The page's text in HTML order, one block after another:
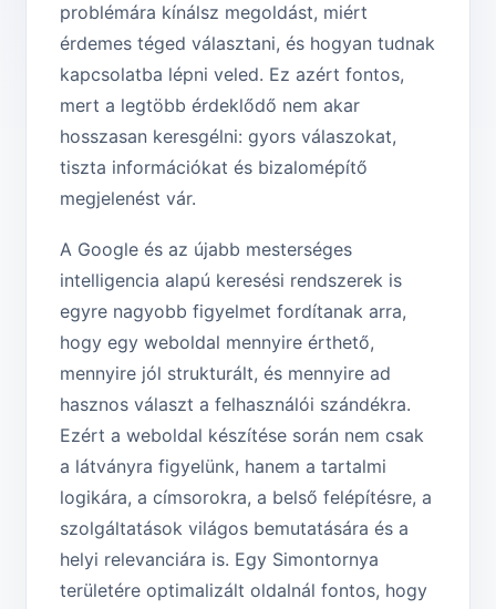
problémára kínálsz megoldást, miért
érdemes téged választani, és hogyan tudnak
kapcsolatba lépni veled. Ez azért fontos,
mert a legtöbb érdeklődő nem akar
hosszasan keresgélni: gyors válaszokat,
tiszta információkat és bizalomépítő
megjelenést vár.
A Google és az újabb mesterséges
intelligencia alapú keresési rendszerek is
egyre nagyobb figyelmet fordítanak arra,
hogy egy weboldal mennyire érthető,
mennyire jól strukturált, és mennyire ad
hasznos választ a felhasználói szándékra.
Ezért a weboldal készítése során nem csak
a látványra figyelünk, hanem a tartalmi
logikára, a címsorokra, a belső felépítésre, a
szolgáltatások világos bemutatására és a
helyi relevanciára is. Egy Simontornya
területére optimalizált oldalnál fontos, hogy